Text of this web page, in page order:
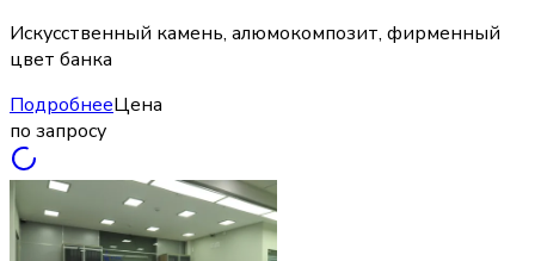
Искусственный камень, алюмокомпозит, фирменный
цвет банка
ПодробнееЦена
по запросу